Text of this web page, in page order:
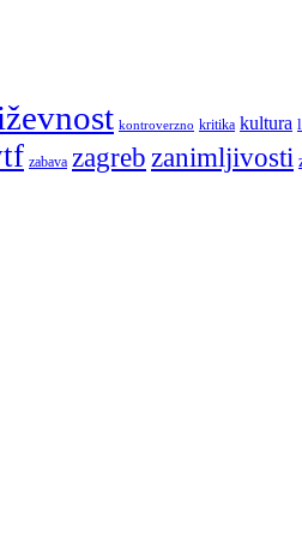
kontroverzno kritika kultura
zabava zagreb zanimljivosti